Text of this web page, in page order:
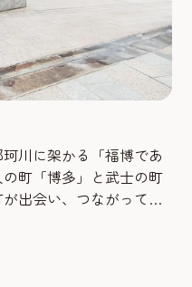
川に架かる「福博であ
町「博多」と武士の町
出会い、つながってゆ
ました。長さ78.2mの橋
り那珂川の風景を楽し
を演奏する人やパ